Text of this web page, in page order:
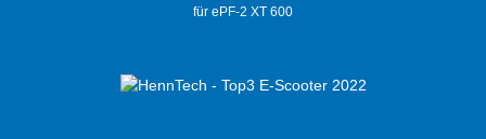
für ePF-2 XT 600